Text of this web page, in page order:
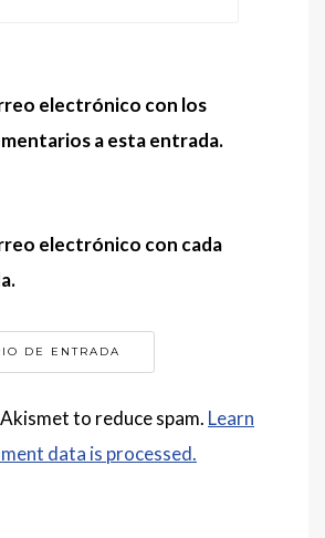
electrónico con los
a esta entrada.
electrónico con cada
to reduce spam. Learn
data is processed.